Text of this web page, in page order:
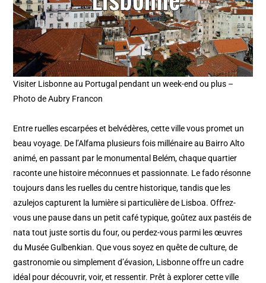
Visiter Lisbonne au Portugal pendant un week-end ou plus –
Photo de Aubry Francon
Entre ruelles escarpées et belvédères, cette ville vous promet un
beau voyage. De l’Alfama plusieurs fois millénaire au Bairro Alto
animé, en passant par le monumental Belém, chaque quartier
raconte une histoire méconnues et passionnate. Le fado résonne
toujours dans les ruelles du centre historique, tandis que les
azulejos capturent la lumière si particulière de Lisboa. Offrez-
vous une pause dans un petit café typique, goûtez aux pastéis de
nata tout juste sortis du four, ou perdez-vous parmi les œuvres
du Musée Gulbenkian. Que vous soyez en quête de culture, de
gastronomie ou simplement d’évasion, Lisbonne offre un cadre
idéal pour découvrir, voir, et ressentir. Prêt à explorer cette ville